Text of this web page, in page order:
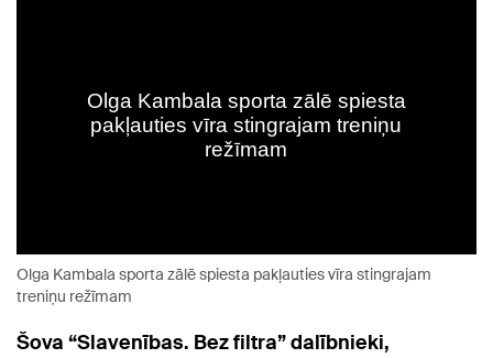
Olga Kambala sporta zālē spiesta pakļauties vīra stingrajam
treniņu režīmam
Šova “Slavenības. Bez filtra” dalībnieki,